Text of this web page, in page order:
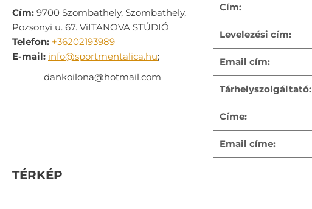
Cím: 9700 Szombathely, Szombathely,
Pozsonyi u. 67. ViITANOVA STÚDIÓ
Telefon: +36202193989
E-mail: info@sportmentalica.hu;
dankoilona@hotmail.com
TÉRKÉP
Cím:
Levelezési cím:
Email cím:
Tárhelyszolgáltató:
Címe:
Email címe: